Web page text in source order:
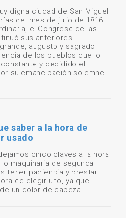
digna ciudad de San Miguel
del mes de julio de 1816:
el Congreso de las
sus anteriores
augusto y sagrado
de los pueblos que lo
y decidido el
su emancipación solemne
saber a la hora de
usado
cinco claves a la hora
maquinaria de segunda
tener paciencia y prestar
de elegir uno, ya que
un dolor de cabeza.